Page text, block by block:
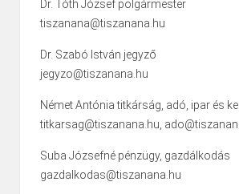
Dr. Tóth József polgármester
tiszanana@tiszanana.hu
Dr. Szabó István jegyző
jegyzo@tiszanana.hu
Német Antónia titkárság, adó, ipar és
titkarsag@tiszanana.hu,
Suba Józsefné pénzügy, gazdálkodás
gazdalkodas@tiszanana.hu